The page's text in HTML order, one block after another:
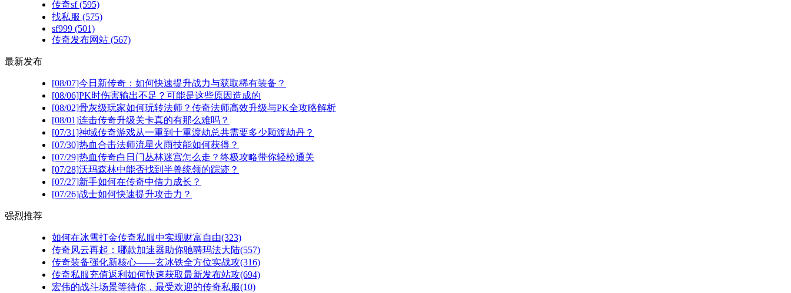
传奇sf(595)
找私服 (575)
sf999 (501)
传奇发布网站 (567)
最新发布
[08/07]今日新传奇：如何快速提升战力与获取稀有装备？
[08/06]PK时伤害输出不足？可能是这些原因造成的
[08/02]骨灰级玩家如何玩转法师？传奇法师高效升级与PK全攻略解析
[08/01]连击传奇升级关卡真的有那么难吗？
[07/31]神域传奇游戏从一重到十重渡劫总共需要多少颗渡劫丹？
[07/30]热血合击法师流星火雨技能如何获得？
[07/29]热血传奇白日门丛林迷宫怎么走？终极攻略带你轻松通关
[07/28]沃玛森林中能否找到半兽统领的踪迹？
[07/27]新手如何在传奇中借力成长？
[07/26]战士如何快速提升攻击力？
强烈推荐
如何在冰雪打金传奇私服中实现财富自由(323)
传奇风云再起：哪款加速器助你驰骋玛法大陆(557)
传奇装备强化新核心——玄冰铁全方位实战攻(316)
传奇私服充值返利如何快速获取最新发布站攻(694)
宏伟的战斗场景等待你，最受欢迎的传奇私服(10)